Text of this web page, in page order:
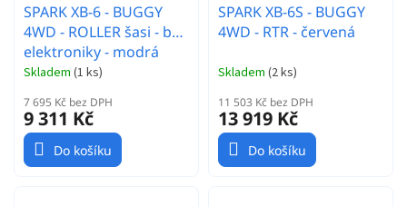
SPARK XB-6 - BUGGY
4WD - ROLLER šasi - bez
elektroniky - modrá
Skladem (1 ks)
7 695 Kč bez DPH
9 311 Kč
Do košíku
SPARK XB-6S - BUGGY
4WD - RTR - červená
Skladem (2 ks)
11 503 Kč bez DPH
13 919 Kč
Do košíku